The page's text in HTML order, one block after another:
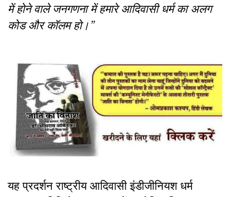
में होने वाले जनगणना में हमारे आदिवासी धर्म का अलग
कोड और कॉलम हो।”
यह प्रदर्शन राष्ट्रीय आदिवासी इंडीजीनियश धर्म